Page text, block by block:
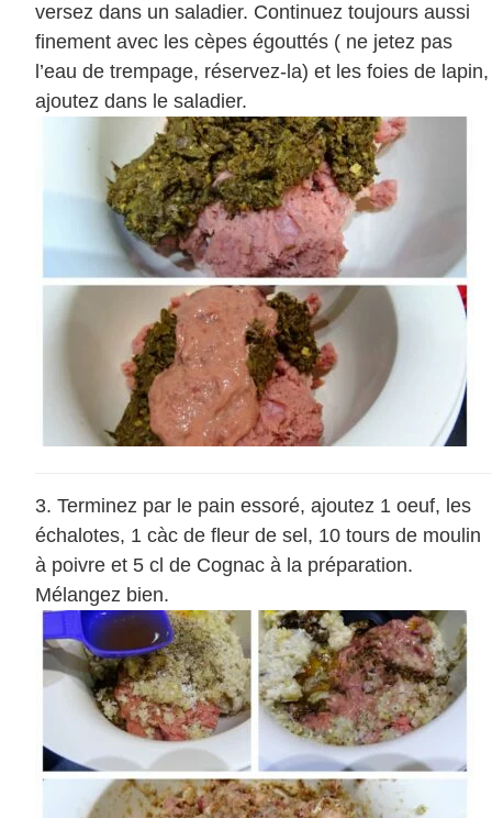
versez dans un saladier. Continuez toujours aussi
finement avec les cèpes égouttés ( ne jetez pas
l’eau de trempage, réservez-la) et les foies de lapin,
ajoutez dans le saladier.
Terminez par le pain essoré, ajoutez 1 oeuf, les
échalotes, 1 càc de fleur de sel, 10 tours de moulin
à poivre et 5 cl de Cognac à la préparation.
Mélangez bien.